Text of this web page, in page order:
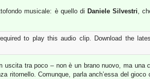
musicale: è quello di Daniele Silvestri,
to play this audio clip. Download the
uscita tra poco – non è un brano nuovo, ma una
ritornello. Comunque, parla anch’essa del